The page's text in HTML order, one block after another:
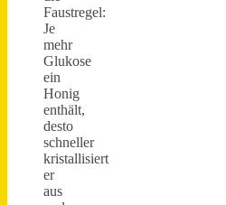
Faustregel:
Je
mehr
Glukose
ein
Honig
enthält,
desto
schneller
kristallisiert
er
aus